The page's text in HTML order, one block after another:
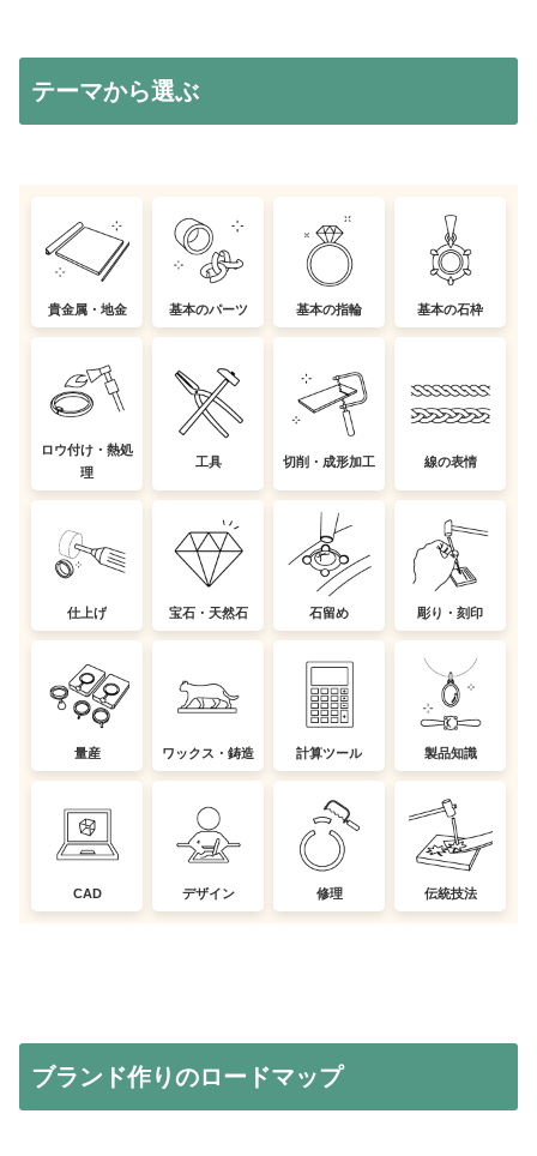
テーマから選ぶ
貴金属・地金 基本のパーツ 基本の指輪 基本の石枠
ロウ付け・熱処
理
工具 切削・成形加工 線の表情
仕上げ 宝石・天然石 石留め 彫り・刻印
量産 ワックス・鋳造 計算ツール 製品知識
CAD デザイン 修理 伝統技法
ブランド作りのロードマップ